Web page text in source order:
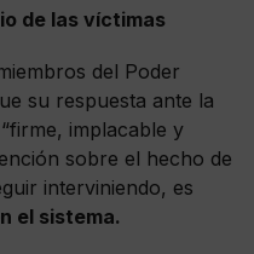
de las víctimas
del Poder
su respuesta ante la
implacable y
sobre el hecho de
interviniendo, es
el sistema.